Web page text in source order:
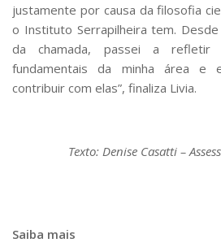
justamente por causa da filosofia
o Instituto Serrapilheira tem.
da chamada, passei a refletir
fundamentais da minha área e
contribuir com elas”, finaliza Livia.
Texto: Denise Casatti –
Saiba mais